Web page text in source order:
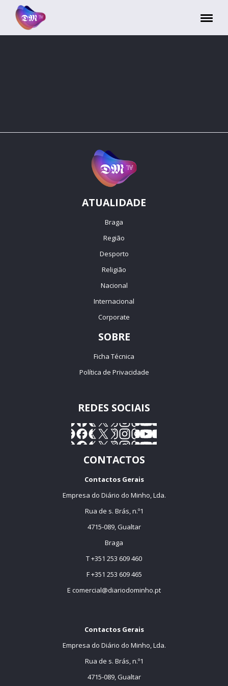
ATUALIDADE
Braga
Região
Desporto
Religião
Nacional
Internacional
Corporate
SOBRE
Ficha Técnica
Política de Privacidade
REDES SOCIAIS
CONTACTOS
Contactos Gerais
Empresa do Diário do Minho, Lda.
Rua de s. Brás, n.º1
4715-089, Gualtar
Braga
T +351 253 609 460
F +351 253 609 465
E comercial@diariodominho.pt
Contactos Gerais
Empresa do Diário do Minho, Lda.
Rua de s. Brás, n.º1
4715-089, Gualtar
Painel de Gerenciamento de Cookies